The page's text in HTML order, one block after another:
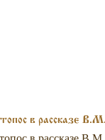
в рассказе